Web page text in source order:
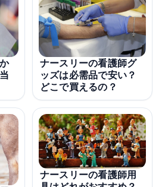
ナースリーの看護師グ
ッズは必需品で安い？
どこで買えるの？
ナースリーの看護師用